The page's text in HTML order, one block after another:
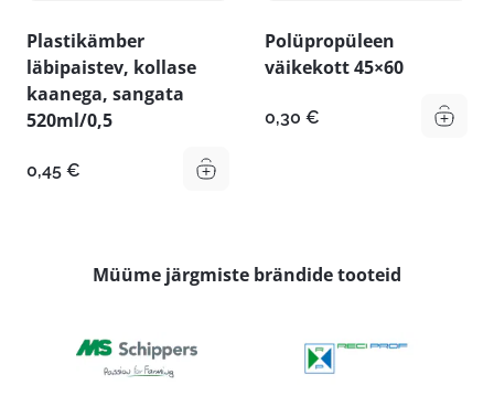
Plastikämber
läbipaistev, kollase
kaanega, sangata
520ml/0,5
0,45 €
Polüpropüleen
väikekott 45×60
0,30 €
Müüme järgmiste brändide tooteid